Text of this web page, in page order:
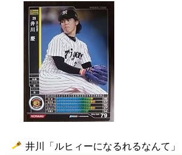
井川「ルヒィーになるれるなんて」